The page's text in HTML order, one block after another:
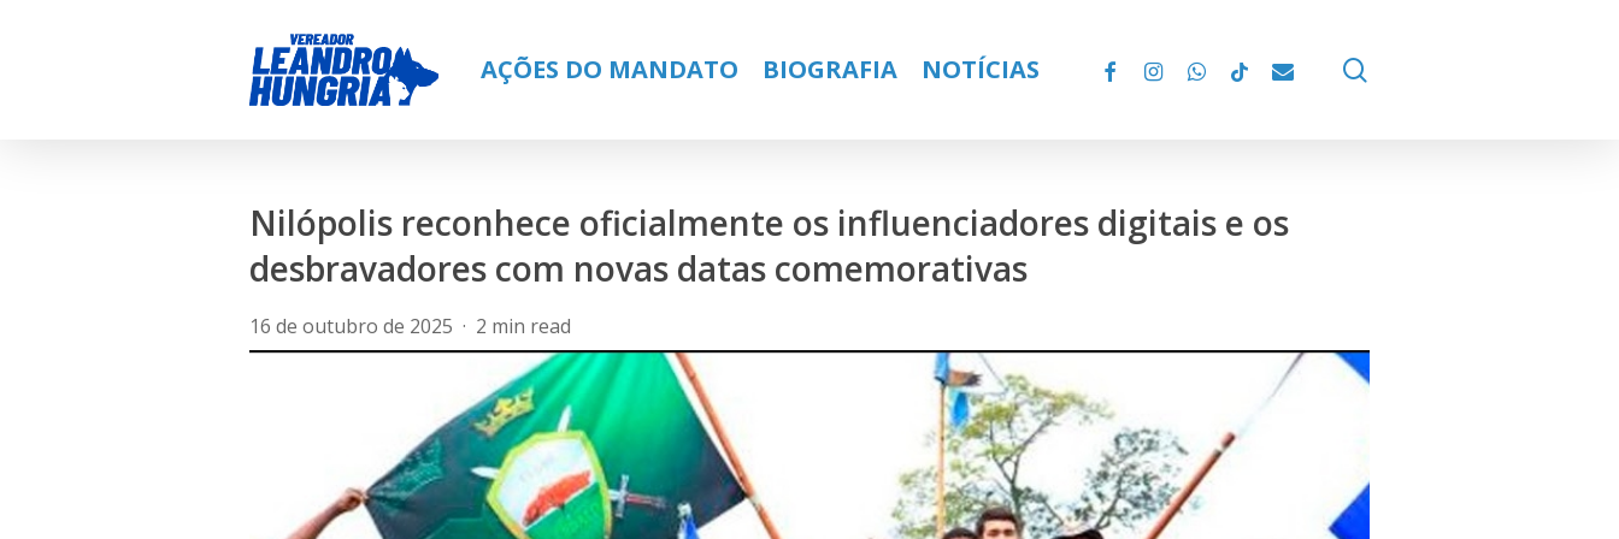
AÇÕES DO MANDATO BIOGRAFIA NOTÍCIAS facebook
instagram
whatsapp
tiktokemail
Nilópolis reconhece oficialmente os influenciadores digitais e os
desbravadores com novas datas comemorativas
16 de outubro de 2025 2 min read